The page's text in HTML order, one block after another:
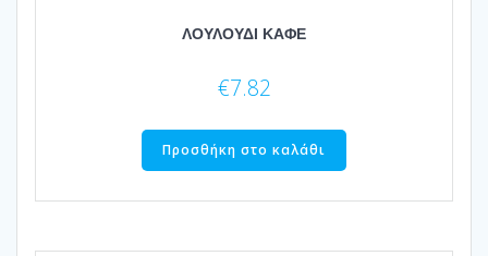
ΛΟΥΛΟΥΔΙ ΚΑΦΕ
€7.82
Προσθήκη στο καλάθι